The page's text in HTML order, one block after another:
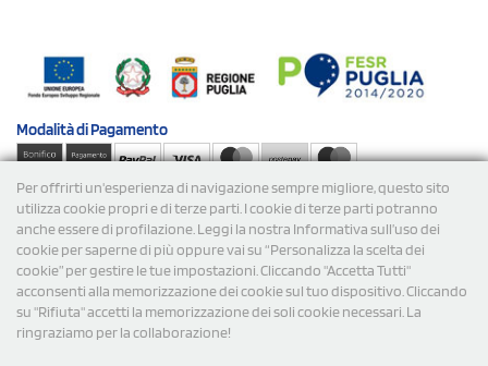
Per offrirti un'esperienza di navigazione sempre migliore, questo sito
utilizza cookie propri e di terze parti. I cookie di terze parti potranno
anche essere di profilazione. Leggi la nostra Informativa sull’uso dei
cookie per saperne di più oppure vai su “Personalizza la scelta dei
cookie” per gestire le tue impostazioni. Cliccando "Accetta Tutti"
acconsenti alla memorizzazione dei cookie sul tuo dispositivo. Cliccando
su "Rifiuta" accetti la memorizzazione dei soli cookie necessari. La
ringraziamo per la collaborazione!
Modalità diPagamento
Spedizioni